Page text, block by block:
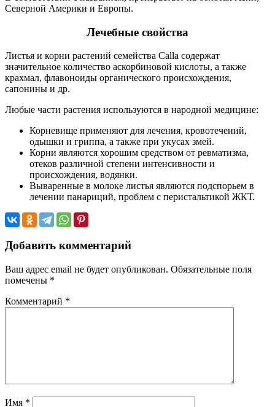
Северной Америки и Европы.
Лечебные свойства
Листья и корни растений семейства Calla содержат
значительное количество аскорбиновой кислоты, а также
крахмал, флавоноиды органического происхождения,
сапонины и др.
Любые части растения используются в народной медицине:
Корневище применяют для лечения, кровотечений,
одышки и гриппа, а также при укусах змей.
Корни являются хорошим средством от ревматизма,
отеков различной степени интенсивности и
происхождения, водянки.
Вываренные в молоке листья являются подспорьем в
лечении панариций, проблем с перистальтикой ЖКТ.
Добавить комментарий
Ваш адрес email не будет опубликован. Обязательные поля
помечены *
Комментарий *
Имя *